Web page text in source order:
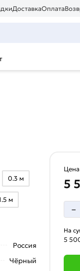
ДоставкаОплата
0.3 м
м
Россия
Чёрный
5
–
На
5